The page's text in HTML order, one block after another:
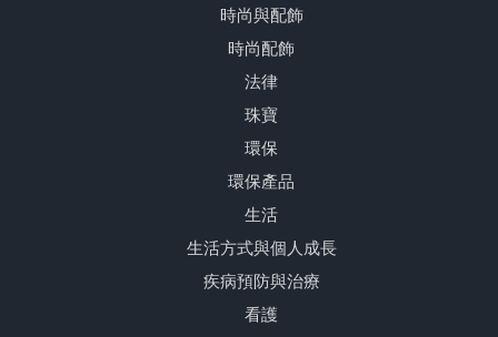
時尚與配飾
時尚配飾
法律
珠寶
環保
環保產品
生活
生活方式與個人成長
疾病預防與治療
看護